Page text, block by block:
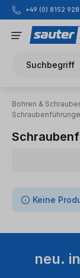
Zum Hauptinhalt
+49 (0) 8152
Suchbegriff
Bohren &
0 Artikel
Keine
neu.